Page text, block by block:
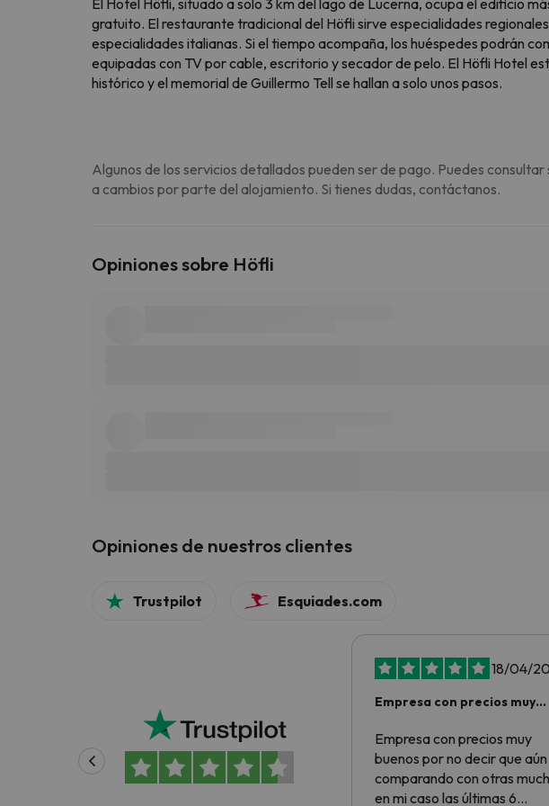
gratuito. El restaurante tradicional del Höfli sirve especialidades
especialidades italianas. Si el tiempo acompaña, los huéspedes podrán
equipadas con TV por cable, escritorio y secador de pelo. El Höfli Hotel
histórico y el memorial de Guillermo Tell se hallan a solo unos pasos.
Algunos de los servicios detallados pueden ser de pago. Puedes
a cambios por parte del alojamiento. Si tienes dudas, contáctanos.
Opiniones sobre Höfli
Opiniones de nuestros clientes
Trustpilot Esquiades.com
18/04/
Empresa con precios muy
Empresa con precios muy
buenos por no decir que aún
comparando con otras
en mi caso las últimas 6